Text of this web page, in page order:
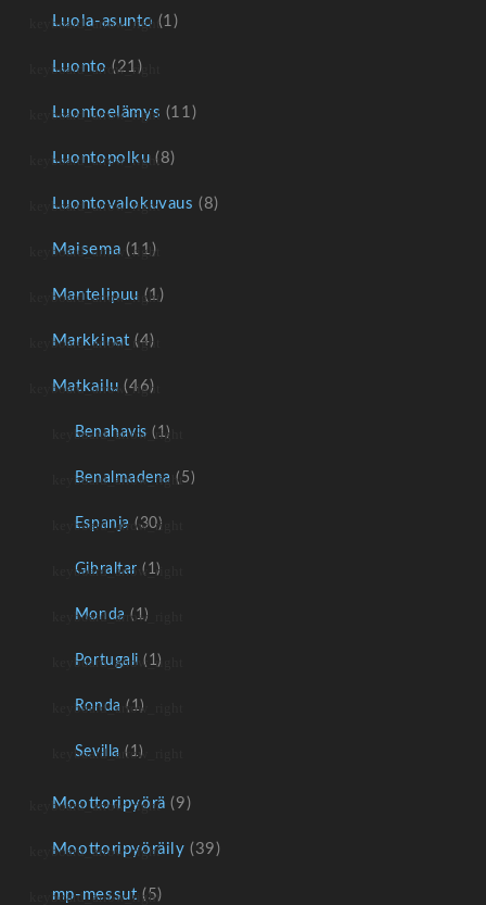
Luola-asunto (1)
Luonto (21)
Luontoelämys (11)
Luontopolku (8)
Luontovalokuvaus (8)
Maisema (11)
Mantelipuu (1)
Markkinat (4)
Matkailu (46)
Benahavis (1)
Benalmadena (5)
Espanja (30)
Gibraltar (1)
Monda (1)
Portugali (1)
Ronda (1)
Sevilla (1)
Moottoripyörä (9)
Moottoripyöräily (39)
mp-messut (5)